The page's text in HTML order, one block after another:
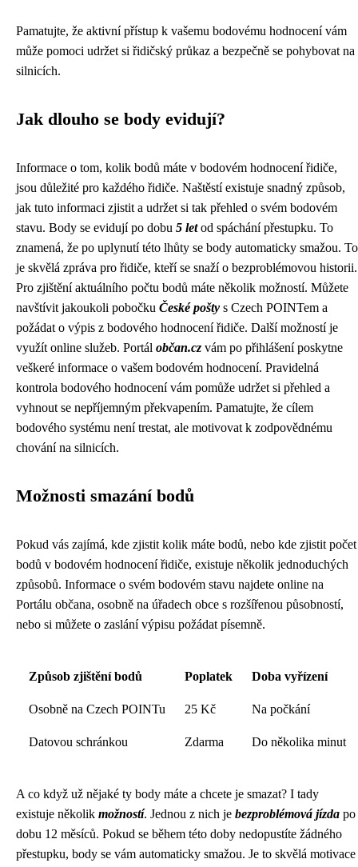
Pamatujte, že aktivní přístup k vašemu bodovému hodnocení vám
může pomoci udržet si řidičský průkaz a bezpečně se pohybovat na
silnicích.
Jak dlouho se body evidují?
Informace o tom, kolik bodů máte v bodovém hodnocení řidiče,
jsou důležité pro každého řidiče. Naštěstí existuje snadný způsob,
jak tuto informaci zjistit a udržet si tak přehled o svém bodovém
stavu. Body se evidují po dobu 5 letod spáchání přestupku. To
znamená, že po uplynutí této lhůty se body automaticky smažou. To
je skvělá zpráva pro řidiče, kteří se snaží o bezproblémovou historii.
Pro zjištění aktuálního počtu bodů máte několik možností. Můžete
navštívit jakoukoli pobočku České pošty s Czech POINTem a
požádat o výpis z bodového hodnocení řidiče. Další možností je
využít online služeb. Portál občan.cz vám po přihlášení poskytne
veškeré informace o vašem bodovém hodnocení. Pravidelná
kontrola bodového hodnocení vám pomůže udržet si přehled a
vyhnout se nepříjemným překvapením. Pamatujte, že cílem
bodového systému není trestat, ale motivovat k zodpovědnému
chování na silnicích.
Možnosti smazání bodů
Pokud vás zajímá, kde zjistit kolik máte bodů, nebo kde zjistit počet
bodů v bodovém hodnocení řidiče, existuje několik jednoduchých
způsobů. Informace o svém bodovém stavu najdete online na
Portálu občana, osobně na úřadech obce s rozšířenou působností,
nebo si můžete o zaslání výpisu požádat písemně.
Způsob zjištění bodů Poplatek Doba vyřízení
Osobně na Czech POINTu 25 Kč Na počkání
Datovou schránkou Zdarma Do několika minut
A co když už nějaké ty body máte a chcete je smazat? I tady
existuje několik možností. Jednou z nich je bezproblémová jízda po
dobu 12 měsíců. Pokud se během této doby nedopustíte žádného
přestupku, body se vám automaticky smažou. Je to skvělá motivace